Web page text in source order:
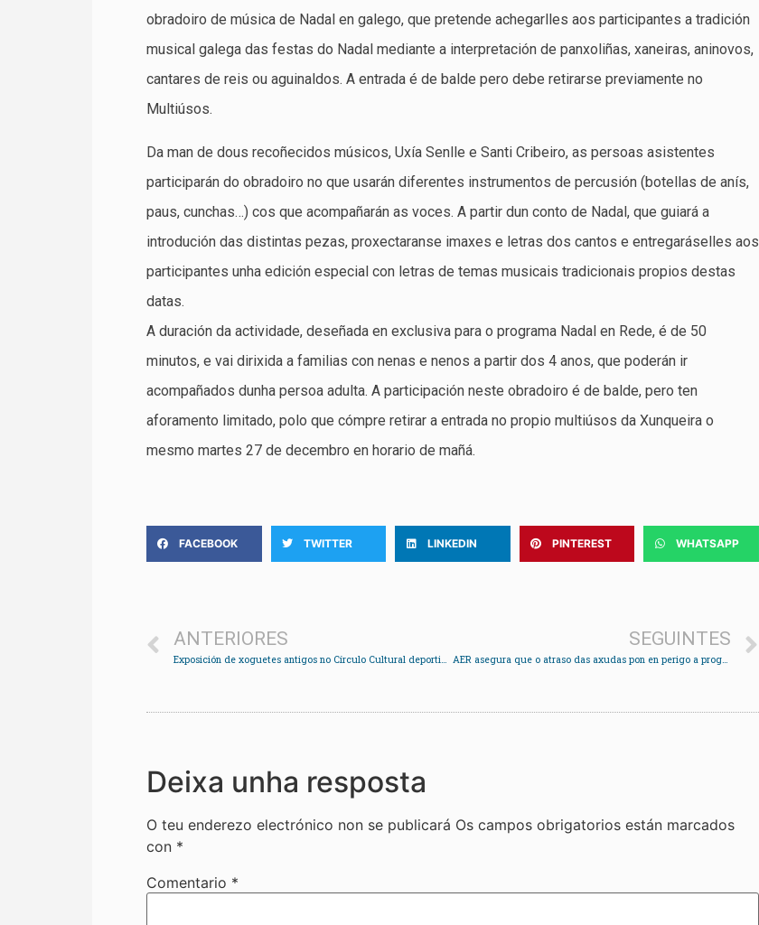
obradoiro de música de Nadal en galego, que pretende achegarlles aos participantes a tradición
musical galega das festas do Nadal mediante a interpretación de panxoliñas, xaneiras, aninovos,
cantares de reis ou aguinaldos. A entrada é de balde pero debe retirarse previamente no
Multiúsos.
Da man de dous recoñecidos músicos, Uxía Senlle e Santi Cribeiro, as persoas asistentes
participarán do obradoiro no que usarán diferentes instrumentos de percusión (botellas de anís,
paus, cunchas…) cos que acompañarán as voces. A partir dun conto de Nadal, que guiará a
introdución das distintas pezas, proxectaranse imaxes e letras dos cantos e entregaráselles aos
participantes unha edición especial con letras de temas musicais tradicionais propios destas
datas.
A duración da actividade, deseñada en exclusiva para o programa Nadal en Rede, é de 50
minutos, e vai dirixida a familias con nenas e nenos a partir dos 4 anos, que poderán ir
acompañados dunha persoa adulta. A participación neste obradoiro é de balde, pero ten
aforamento limitado, polo que cómpre retirar a entrada no propio multiúsos da Xunqueira o
mesmo martes 27 de decembro en horario de mañá.
FACEBOOK TWITTER LINKEDIN PINTEREST WHATSAPP
ANTERIORES
Exposición de xoguetes antigos no Círculo Cultural deportivo de Cesantes
SEGUINTES
AER asegura que o atraso das axudas pon en perigo a programación das entidades culturais
Deixa unha resposta
O teu enderezo electrónico non se publicará Os campos obrigatorios están marcados
con *
Comentario *